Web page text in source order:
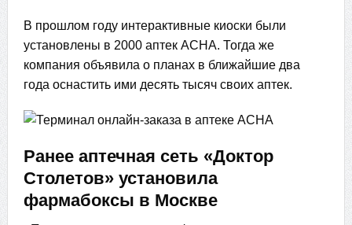
В прошлом году интерактивные киоски были
установлены в 2000 аптек АСНА. Тогда же
компания объявила о планах в ближайшие два
года оснастить ими десять тысяч своих аптек.
Ранее аптечная сеть «Доктор
Столетов» установила
фармабоксы в Москве